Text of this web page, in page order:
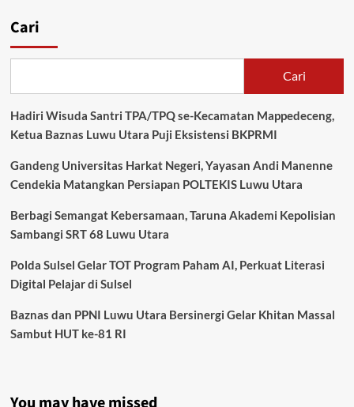
Cari
Cari
Hadiri Wisuda Santri TPA/TPQ se-Kecamatan Mappedeceng,
Ketua Baznas Luwu Utara Puji Eksistensi BKPRMI
Gandeng Universitas Harkat Negeri, Yayasan Andi Manenne
Cendekia Matangkan Persiapan POLTEKIS Luwu Utara
Berbagi Semangat Kebersamaan, Taruna Akademi Kepolisian
Sambangi SRT 68 Luwu Utara
Polda Sulsel Gelar TOT Program Paham AI, Perkuat Literasi
Digital Pelajar di Sulsel
Baznas dan PPNI Luwu Utara Bersinergi Gelar Khitan Massal
Sambut HUT ke-81 RI